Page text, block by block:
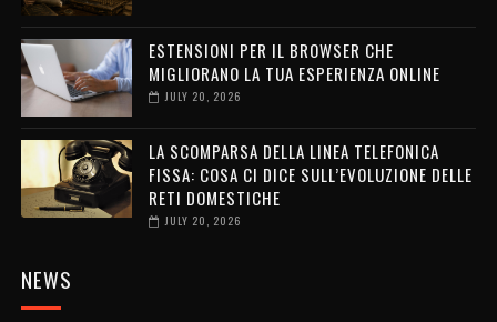
ESTENSIONI PER IL BROWSER CHE
MIGLIORANO LA TUA ESPERIENZA ONLINE
JULY 20, 2026
LA SCOMPARSA DELLA LINEA TELEFONICA
FISSA: COSA CI DICE SULL’EVOLUZIONE DELLE
RETI DOMESTICHE
JULY 20, 2026
NEWS